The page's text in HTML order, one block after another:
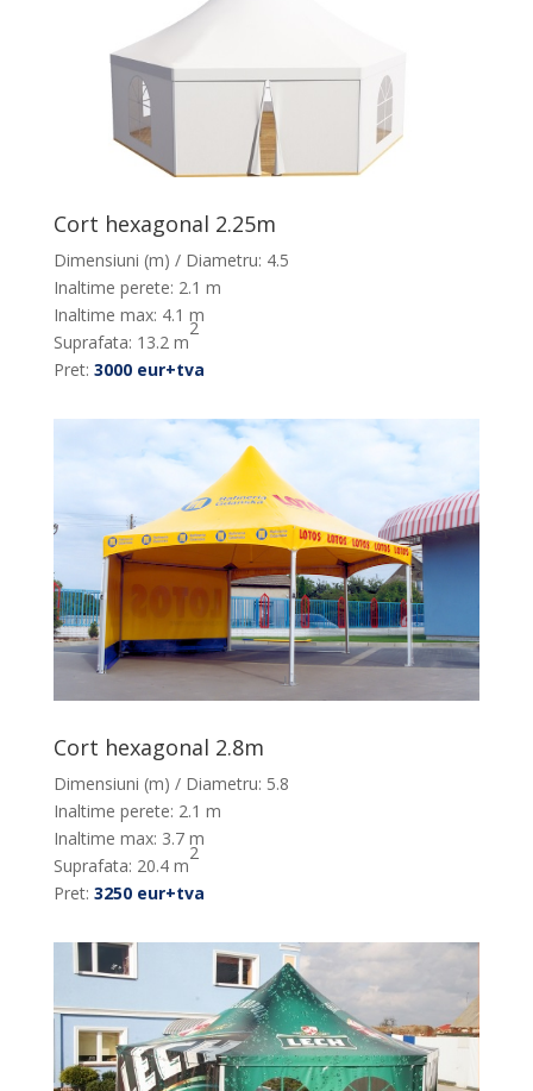
Cort hexagonal 2.25m
Dimensiuni (m) / Diametru: 4.5
Inaltime perete: 2.1 m
Inaltime max: 4.1 m
Suprafata: 13.2 m
2
Pret: 3000 eur+tva
Cort hexagonal 2.8m
Dimensiuni (m) / Diametru: 5.8
Inaltime perete: 2.1 m
Inaltime max: 3.7 m
Suprafata: 20.4 m
2
Pret: 3250 eur+tva